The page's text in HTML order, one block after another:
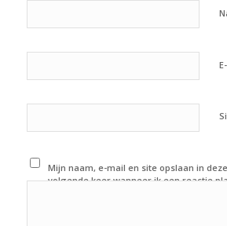
Mijn naam, e-mail en site opslaan in
volgende keer wanneer ik een reactie